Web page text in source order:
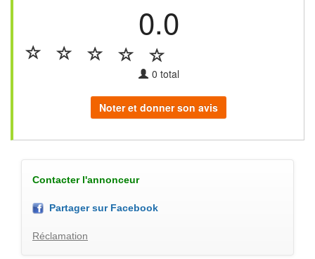
0.0
0 total
Noter et donner son avis
Contacter l'annonceur
Partager sur Facebook
Réclamation